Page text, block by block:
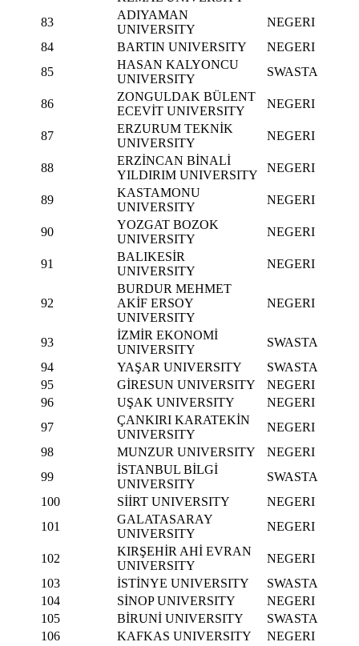
83
ADIYAMAN
UNIVERSITY
NEGERI
84
BARTIN UNIVERSITY
NEGERI
85
HASAN KALYONCU
UNIVERSITY
SWASTA
86
ZONGULDAK BÜLENT
ECEVİT UNIVERSITY
NEGERI
87
ERZURUM TEKNİK
UNIVERSITY
NEGERI
88
ERZİNCAN BİNALİ
YILDIRIM UNIVERSITY
NEGERI
89
KASTAMONU
UNIVERSITY
NEGERI
90
YOZGAT BOZOK
UNIVERSITY
NEGERI
91
BALIKESİR
UNIVERSITY
NEGERI
92
BURDUR MEHMET
AKİF ERSOY
UNIVERSITY
NEGERI
93
İZMİR EKONOMİ
UNIVERSITY
SWASTA
94
YAŞAR UNIVERSITY
SWASTA
95
GİRESUN UNIVERSITY
NEGERI
96
UŞAK UNIVERSITY
NEGERI
97
ÇANKIRI KARATEKİN
UNIVERSITY
NEGERI
98
MUNZUR UNIVERSITY
NEGERI
99
İSTANBUL BİLGİ
UNIVERSITY
SWASTA
100
SİİRT UNIVERSITY
NEGERI
101
GALATASARAY
UNIVERSITY
NEGERI
102
KIRŞEHİR AHİ EVRAN
UNIVERSITY
NEGERI
103
İSTİNYE UNIVERSITY
SWASTA
104
SİNOP UNIVERSITY
NEGERI
105
BİRUNİ UNIVERSITY
SWASTA
106
KAFKAS UNIVERSITY NEGERI